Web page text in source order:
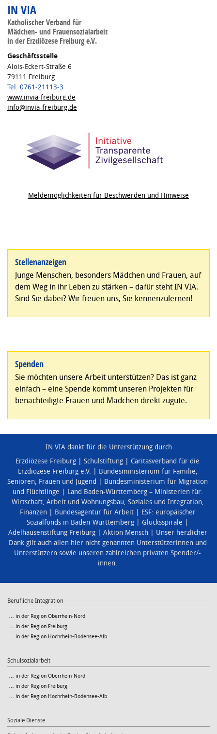
IN VIA
Katholischer Verband für
Mädchen- und Frauensozialarbeit
in der Erzdiözese Freiburg e.V.
Geschäftsstelle
Alois-Eckert-Straße 6
79111 Freiburg
Tel. 0761-21113-3
www.invia-freiburg.de
info@invia-freiburg.de
Meldemöglichkeiten für Beschwerden und Hinweise
Stellenanzeigen
Junge Menschen, besonders Mädchen und Frauen, auf
dem Weg in ihr Leben zu stärken – dafür steht IN VIA.
Sind Sie dabei? Wir freuen uns, Sie kennenzulernen!
Spenden
Sie möchten unsere Arbeit unterstützen? Das ist ganz
einfach – eine Spende kommt unseren Projekten für
benachteiligte Frauen und Mädchen direkt zugute.
IN VIA dankt für die Unterstützung durch
Erzdiözese Freiburg
Schulstiftung
Caritasverband für die
Erzdiözese Freiburg e.V.
Bundesministerium für Familie,
Senioren, Frauen und Jugend
Bundesministerium für Migration
und Flüchtlinge
Land Baden-Württemberg – Ministerien für:
Wirtschaft, Arbeit und Wohnungsbau, Soziales und Integration,
Finanzen
Bundesagentur für Arbeit
ESF: europäischer
Sozialfonds in Baden-Württemberg
Glücksspirale
Adelhausenstiftung Freiburg
Aktion Mensch
Unser herzlicher
Dank gilt auch allen hier nicht genannten Unterstützerinnen und
Unterstützern sowie unseren zahlreichen privaten Spender/-
innen.
Berufliche Integration
… in der Region Oberrhein-Nord
… in der Region Freiburg
… in der Region Hochrhein-Bodensee-Alb
Schulsozialarbeit
… in der Region Oberrhein-Nord
… in der Region Freiburg
… in der Region Hochrhein-Bodensee-Alb
Soziale Dienste